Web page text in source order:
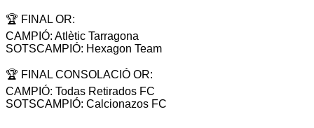
🏆 FINAL OR:
CAMPIÓ: Atlètic Tarragona
SOTSCAMPIÓ: Hexagon Team
🏆 FINAL CONSOLACIÓ OR:
CAMPIÓ: Todas Retirados FC
SOTSCAMPIÓ: Calcionazos FC